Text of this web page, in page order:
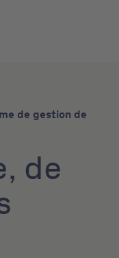
de gestion de
de